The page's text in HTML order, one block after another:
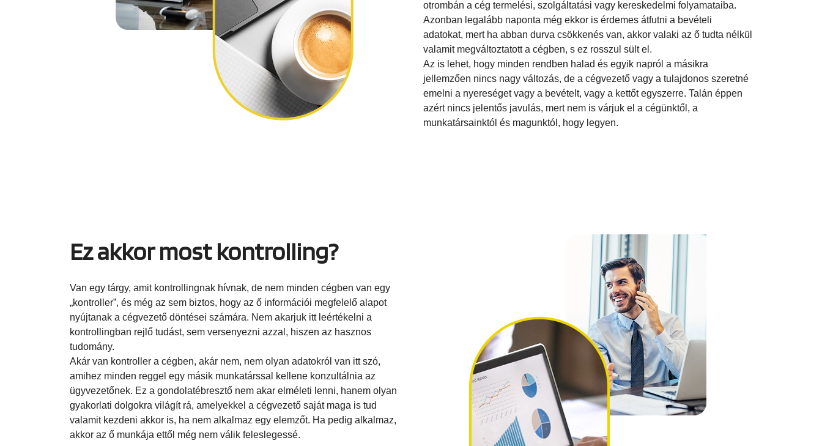
otrombán a cég termelési, szolgáltatási vagy kereskedelmi folyamataiba.
Azonban legalább naponta még ekkor is érdemes átfutni a bevételi
adatokat, mert ha abban durva csökkenés van, akkor valaki az ő tudta nélkül
valamit megváltoztatott a cégben, s ez rosszul sült el.
Az is lehet, hogy minden rendben halad és egyik napról a másikra
jellemzően nincs nagy változás, de a cégvezető vagy a tulajdonos szeretné
emelni a nyereséget vagy a bevételt, vagy a kettőt egyszerre. Talán éppen
azért nincs jelentős javulás, mert nem is várjuk el a cégünktől, a
munkatársainktól és magunktól, hogy legyen.
Ez akkor most kontrolling?
Van egy tárgy, amit kontrollingnak hívnak, de nem minden cégben van egy
„kontroller”, és még az sem biztos, hogy az ő információi megfelelő alapot
nyújtanak a cégvezető döntései számára. Nem akarjuk itt leértékelni a
kontrollingban rejlő tudást, sem versenyezni azzal, hiszen az hasznos
tudomány.
Akár van kontroller a cégben, akár nem, nem olyan adatokról van itt szó,
amihez minden reggel egy másik munkatárssal kellene konzultálnia az
ügyvezetőnek. Ez a gondolatébresztő nem akar elméleti lenni, hanem olyan
gyakorlati dolgokra világít rá, amelyekkel a cégvezető saját maga is tud
valamit kezdeni akkor is, ha nem alkalmaz egy elemzőt. Ha pedig alkalmaz,
akkor az ő munkája ettől még nem válik feleslegessé.